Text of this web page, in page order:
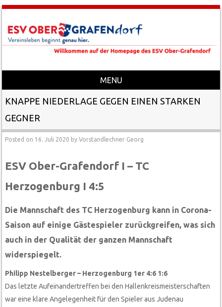
MENU
Skip to content
KNAPPE NIEDERLAGE GEGEN EINEN STARKEN
GEGNER
Posted on 16. Juli 2020 byVorstandlechner Georg
ESV Ober-Grafendorf I – TC
Herzogenburg I 4:5
Die Mannschaft des TC Herzogenburg kann in Corona-
Saison auf einige Gästespieler zurückgreifen, was sich
auch in der Qualität der ganzen Mannschaft
widerspiegelt.
Philipp Nestelberger – Herzogenburg 1er 4:6 1:6
Das letzte Aufeinandertreffen bei den Hallenkreismeisterschaften
war eine klare Angelegenheit für den Spieler aus Judenau